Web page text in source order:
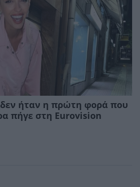
δεν ήταν η πρώτη φορά που
πήγε στη Eurovision